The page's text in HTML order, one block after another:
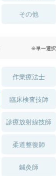
WEB面接OK
その他
※単一選択
作業療法士
臨床検査技師
診療放射線技師
柔道整復師
鍼灸師